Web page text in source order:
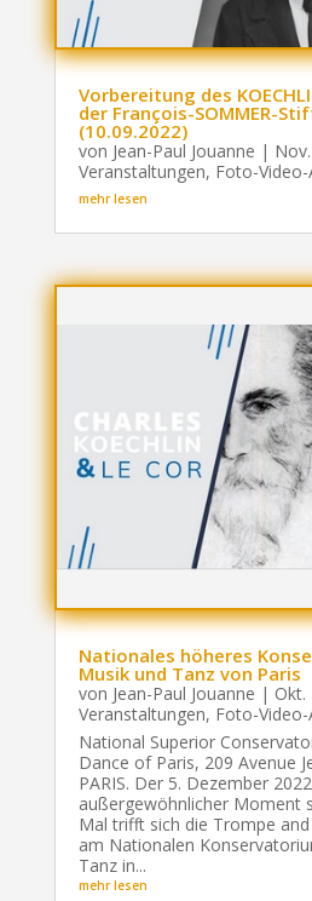
Vorbereitung des
der François-SOMMER-
(10.09.2022)
von Jean-Paul Jouanne |
Veranstaltungen, Foto-Video-
mehr lesen
Nationales höheres
Musik und Tanz von Paris
von Jean-Paul Jouanne | Okt.
Veranstaltungen, Foto-Video-
National Superior
Dance of Paris, 209 Avenue
PARIS. Der 5. Dezember
außergewöhnlicher Moment
Mal trifft sich die Trompe
am Nationalen
Tanz in...
mehr lesen